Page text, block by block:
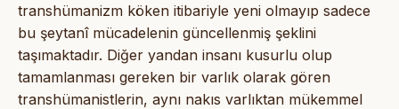
transhümanizm köken itibariyle yeni olmayıp sadece
bu şeytanî mücadelenin güncellenmiş şeklini
taşımaktadır. Diğer yandan insanı kusurlu olup
tamamlanması gereken bir varlık olarak gören
transhümanistlerin, aynı nakıs varlıktan mükemmel